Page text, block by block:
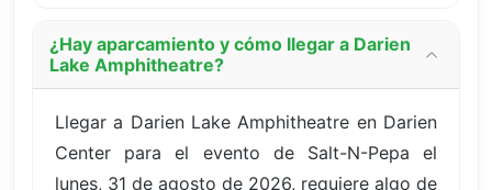
¿Hay aparcamiento y cómo llegar a Darien
Lake Amphitheatre?
Llegar a Darien Lake Amphitheatre en Darien
Center para el evento de Salt-N-Pepa el
lunes, 31 de agosto de 2026, requiere algo de